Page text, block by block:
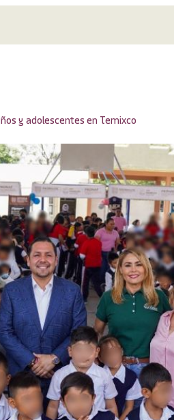
y adolescentes en Temixco